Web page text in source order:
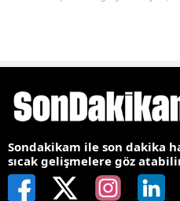
Sondakikam ile son dakika
sıcak gelişmelere göz